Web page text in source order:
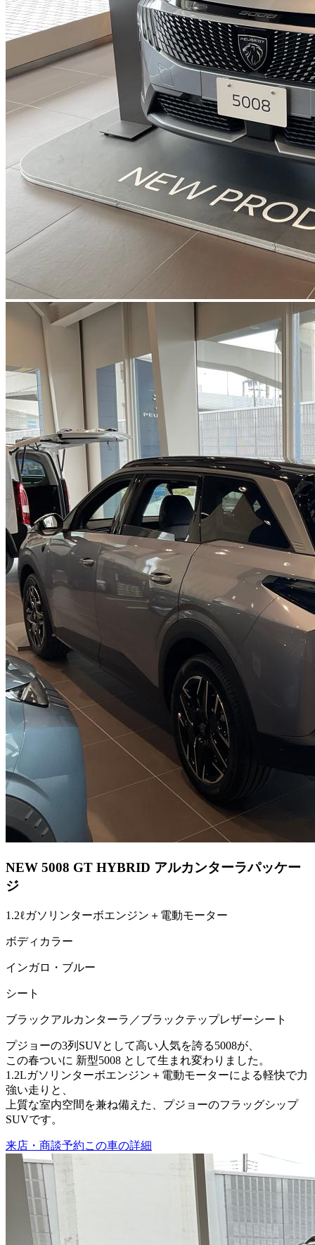
NEW 5008 GT HYBRID アルカンターラパッケー
ジ
1.2ℓガソリンターボエンジン＋電動モーター
ボディカラー
インガロ・ブルー
シート
ブラックアルカンターラ／ブラックテップレザーシート
プジョーの3列SUVとして高い人気を誇る5008が、
この春ついに 新型5008 として生まれ変わりました。
1.2Lガソリンターボエンジン＋電動モーターによる軽快で力
強い走りと、
上質な室内空間を兼ね備えた、プジョーのフラッグシップ
SUVです。
来店・商談予約この車の詳細